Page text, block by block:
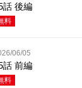
話 後編
料
06/05
話 前編
料